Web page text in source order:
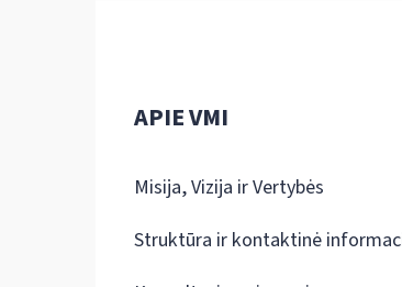
APIE VMI
Misija, Vizija ir Vertybės
Struktūra ir kontaktinė